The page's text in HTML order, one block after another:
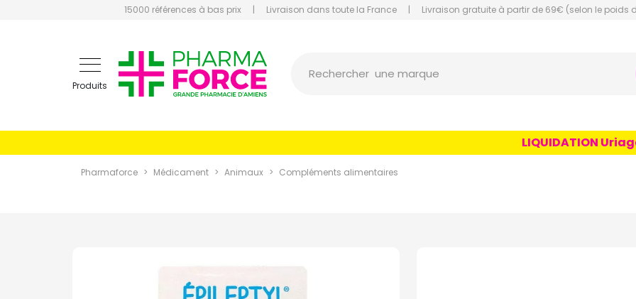
15000 références à bas prix | Livraison dans toute la France | Livraison gratuite à partir de 69€ (selon le poids
Produits
Rechercher
une marque
LIQUIDATION Uriage
Pharmaforce Médicament Animaux Compléments alimentaires